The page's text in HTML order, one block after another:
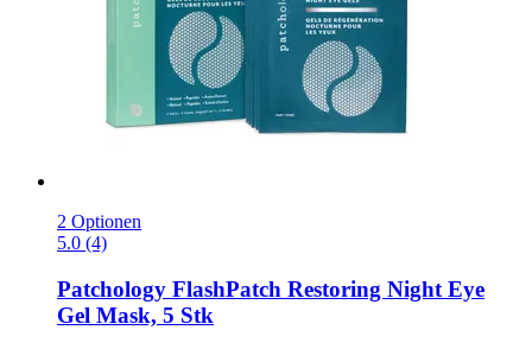
2 Optionen
5.0 (4)
Patchology FlashPatch Restoring Night Eye
Gel Mask, 5 Stk